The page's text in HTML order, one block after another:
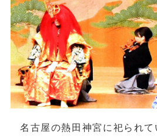
名古屋の熱田神宮に祀られて